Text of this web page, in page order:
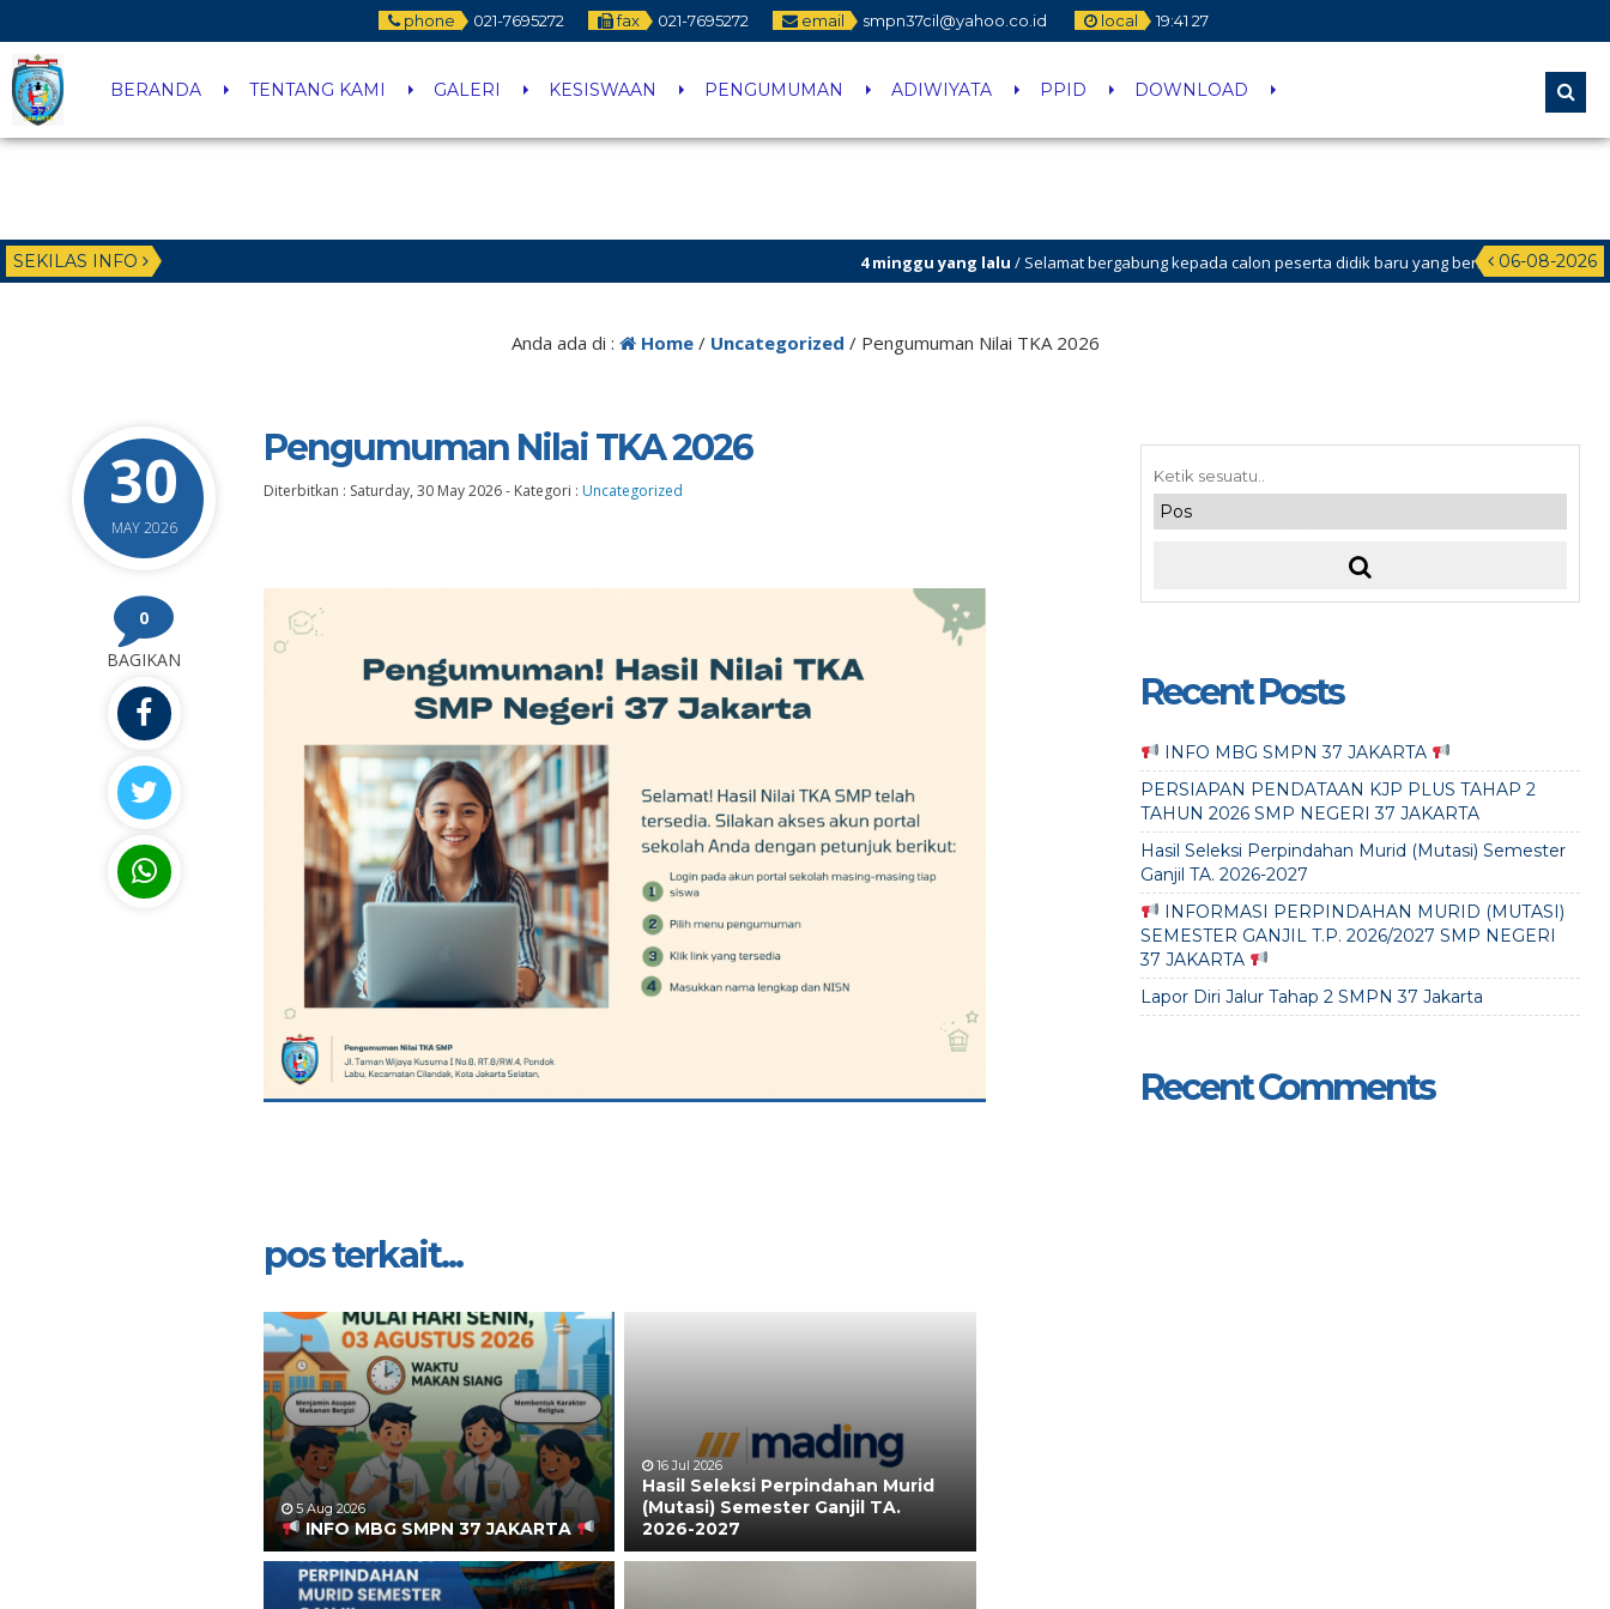
phone 021-7695272 fax 021-7695272 email smpn37cil@yahoo.co.id local 19:41 28
BERANDA TENTANG KAMI GALERI KESISWAAN PENGUMUMAN ADIWIYATA PPID DOWNLOAD
SEKILAS INFO 06-08-2026
4 minggu yang lalu/ Selamat bergabung kepada calon peserta didik baru yang berhasil lolos melalui Jalur
Anda ada di : Home/ Uncategorized / Pengumuman Nilai TKA 2026
30
MAY 2026
Pengumuman Nilai TKA 2026
Diterbitkan : Saturday, 30 May 2026- Kategori : Uncategorized
0
BAGIKAN
pos terkait...
5 Aug 2026
INFO MBG SMPN 37 JAKARTA
16 Jul 2026
Hasil Seleksi Perpindahan Murid
(Mutasi) Semester Ganjil TA.
2026-2027
Recent Posts
INFO MBG SMPN 37 JAKARTA
PERSIAPAN PENDATAAN KJP PLUS TAHAP 2
TAHUN 2026 SMP NEGERI 37 JAKARTA
Hasil Seleksi Perpindahan Murid (Mutasi) Semester
Ganjil TA. 2026-2027
INFORMASI PERPINDAHAN MURID (MUTASI)
SEMESTER GANJIL T.P. 2026/2027 SMP NEGERI
37 JAKARTA
Lapor Diri Jalur Tahap 2 SMPN 37 Jakarta
Recent Comments